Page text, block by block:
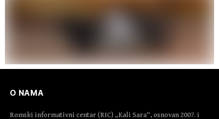
O NAMA
Romski informativni centar (RIC) „Kali Sara“, osnovan 2007. i